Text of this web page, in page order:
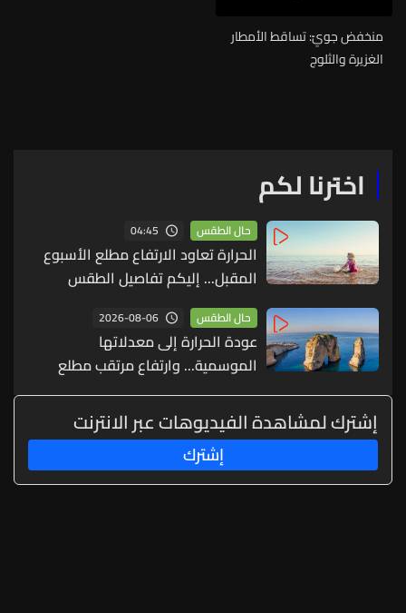
منخفض جويّ: تساقط الأمطار
الغزيرة والثلوج
اخترنا لكم
حال الطقس 04:45
الحرارة تعاود الارتفاع مطلع الأسبوع
المقبل... إليكم تفاصيل الطقس
حال الطقس 2026-08-06
عودة الحرارة إلى معدلاتها
الموسمية... وارتفاع مرتقب مطلع
الأسبوع المقبل
إشترك لمشاهدة الفيديوهات عبر الانترنت
إشترك